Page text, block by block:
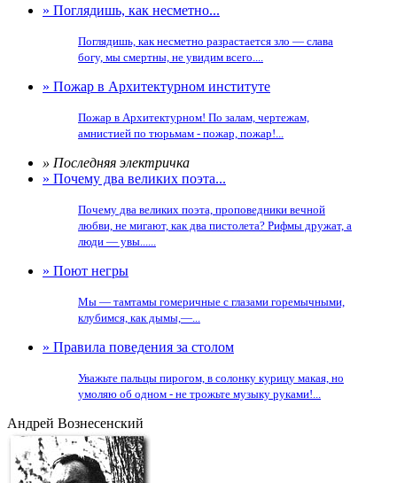
» Поглядишь, как несметно...
Поглядишь, как несметно разрастается зло — слава
богу, мы смертны, не увидим всего....
» Пожар в Архитектурном институте
Пожар в Архитектурном! По залам, чертежам,
амнистией по тюрьмам - пожар, пожар!...
» Последняя электричка
» Почему два великих поэта...
Почему два великих поэта, проповедники вечной
любви, не мигают, как два пистолета? Рифмы дружат, а
люди — увы......
» Поют негры
Мы — тамтамы гомеричные с глазами горемычными,
клубимся, как дымы,—...
» Правила поведения за столом
Уважьте пальцы пирогом, в солонку курицу макая, но
умоляю об одном - не трожьте музыку руками!...
Андрей Вознесенский